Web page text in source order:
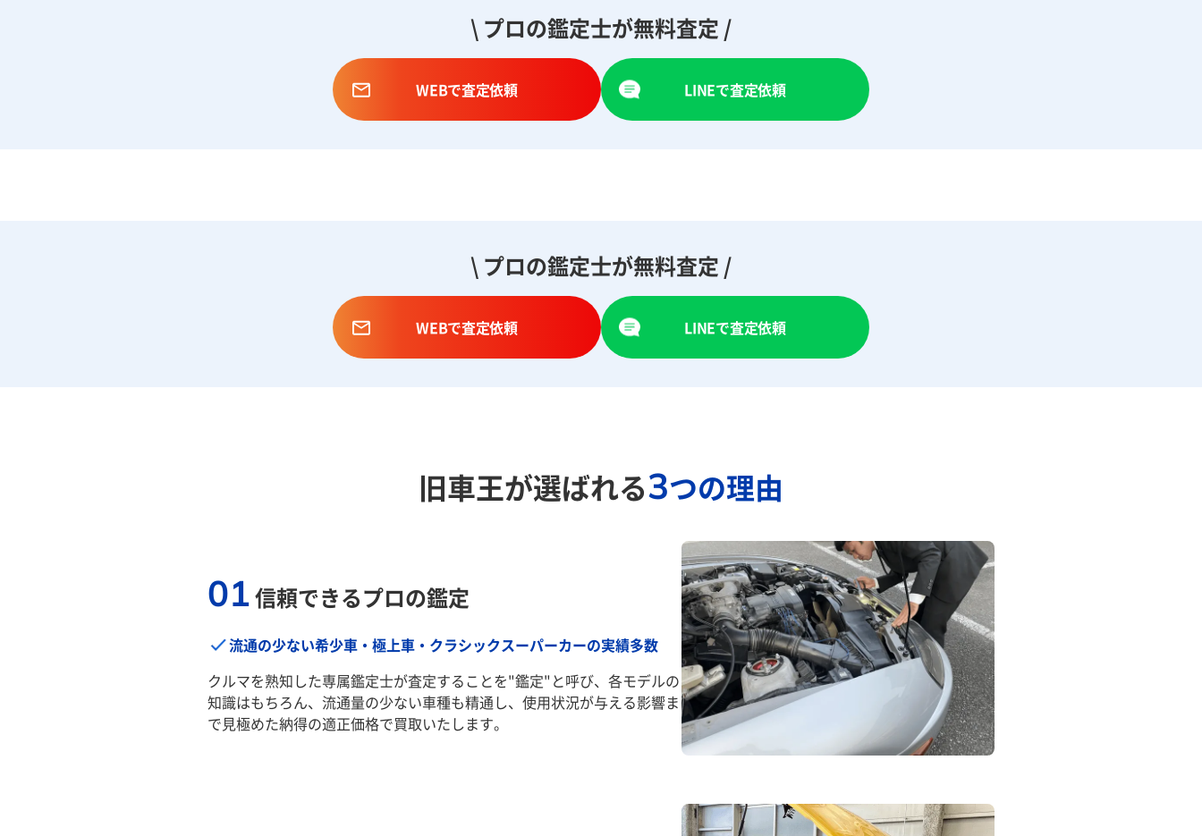
\ プロの鑑定士が無料査定 /
WEBで査定依頼 LINEで査定依頼
\ プロの鑑定士が無料査定 /
WEBで査定依頼 LINEで査定依頼
旧車王が選ばれる3つの理由
01信頼できるプロの鑑定
流通の少ない希少車・極上車・クラシックスーパーカーの実績多数
クルマを熟知した専属鑑定士が査定することを"鑑定"と呼び、各モデルの
知識はもちろん、流通量の少ない車種も精通し、使用状況が与える影響ま
で見極めた納得の適正価格で買取いたします。